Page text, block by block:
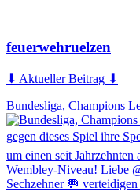
feuerwehruelzen
⬇ Aktueller Beitrag ⬇
Bundesliga, Champions